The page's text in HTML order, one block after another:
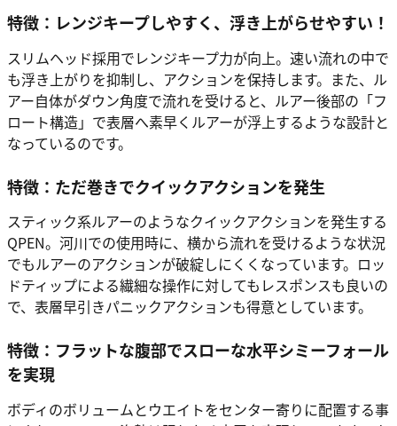
特徴： レンジキープしやすく、浮き上がらせやすい ！
スリムヘッド採用でレンジキープ力が向上。速い流れの中で
も浮き上がりを抑制し、アクションを保持します。また、ル
アー自体がダウン角度で流れを受けると、ルアー後部の「フ
ロート構造」で表層へ素早くルアーが浮上するような設計と
なっているのです。
特徴： ただ巻きでクイックアクションを発生
スティック系ルアーのようなクイックアクションを発生する
QPEN。河川での使用時に、横から流れを受けるような状況
でもルアーのアクションが破綻しにくくなっています。ロッ
ドティップによる繊細な操作に対してもレスポンスも良いの
で、表層早引きパニックアクションも得意としています。
特徴： フラットな腹部でスローな水平シミーフォール
を実現
ボディのボリュームとウエイトをセンター寄りに配置する事